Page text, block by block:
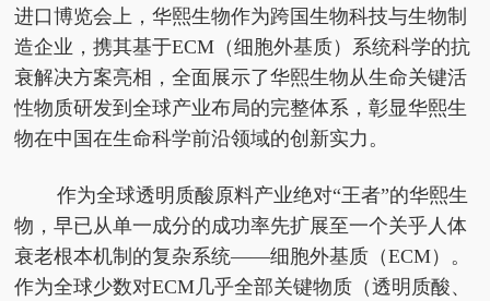
进口博览会上，华熙生物作为跨国生物科技与生物制
造企业，携其基于ECM（细胞外基质）系统科学的抗
衰解决方案亮相，全面展示了华熙生物从生命关键活
性物质研发到全球产业布局的完整体系，彰显华熙生
物在中国在生命科学前沿领域的创新实力。
作为全球透明质酸原料产业绝对“王者”的华熙生
物，早已从单一成分的成功率先扩展至一个关乎人体
衰老根本机制的复杂系统——细胞外基质（ECM）。
作为全球少数对ECM几乎全部关键物质（透明质酸、